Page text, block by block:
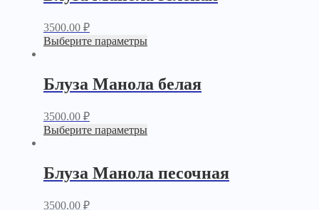
3500.00 ₽
Выберите параметры
Блуза Манола белая
3500.00 ₽
Выберите параметры
Блуза Манола песочная
3500.00 ₽